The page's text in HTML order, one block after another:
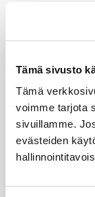
Tämä sivusto
Tämä
voimme tarjota
sivuillamme.
evästeiden
Sopii
Vertailunumerot
Osan
11532367436
2367436